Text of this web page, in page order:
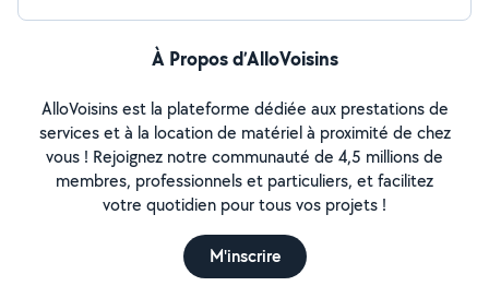
À Propos d’AlloVoisins
AlloVoisins est la plateforme dédiée aux prestations de
services et à la location de matériel à proximité de chez
vous ! Rejoignez notre communauté de 4,5 millions de
membres, professionnels et particuliers, et facilitez
votre quotidien pour tous vos projets !
M'inscrire